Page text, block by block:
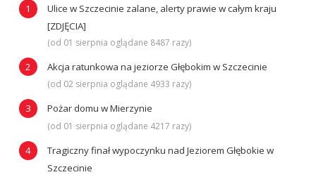
Ulice w Szczecinie zalane, alerty prawie w całym kraju
[ZDJĘCIA]
(od 01 sierpnia oglądane 8487 razy)
Akcja ratunkowa na jeziorze Głębokim w Szczecinie
(od 02 sierpnia oglądane 4933 razy)
Pożar domu w Mierzynie
(od 01 sierpnia oglądane 4217 razy)
Tragiczny finał wypoczynku nad Jeziorem Głębokie w
Szczecinie